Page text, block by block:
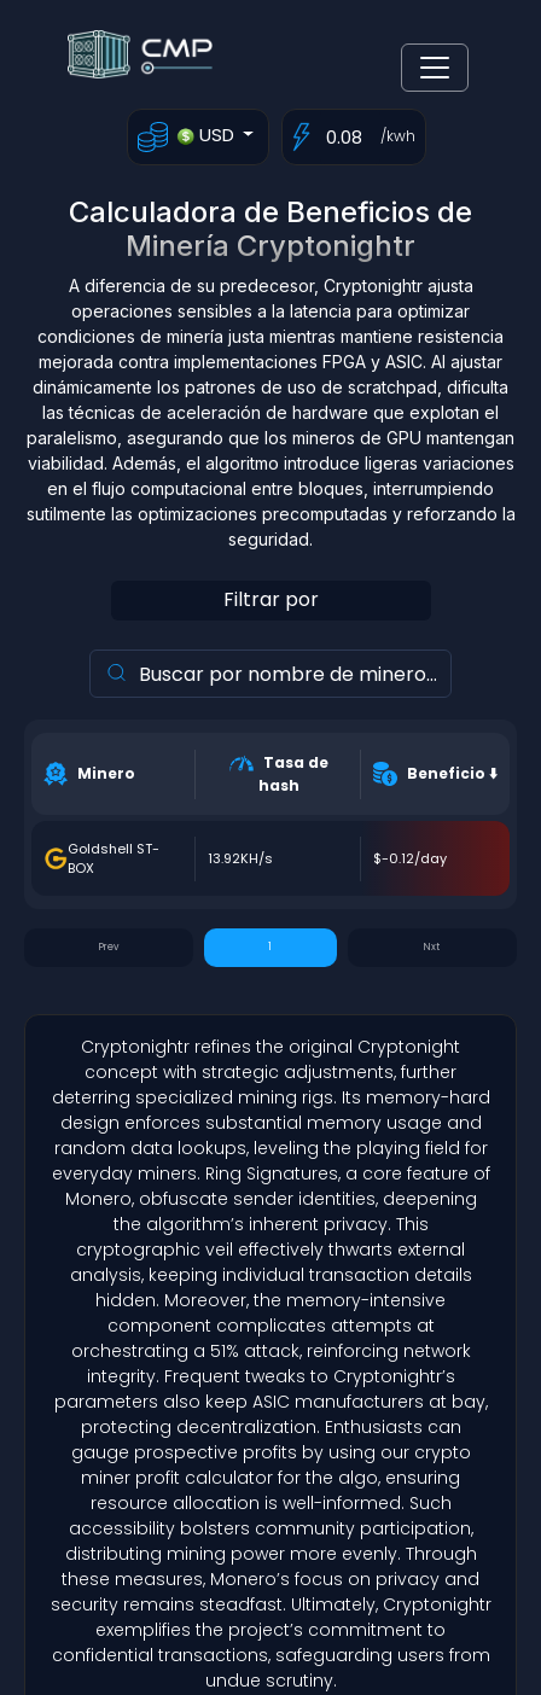
USD /kwh
Calculadora de Beneficios de
Minería Cryptonightr
A diferencia de su predecesor, Cryptonightr ajusta
operaciones sensibles a la latencia para optimizar
condiciones de minería justa mientras mantiene resistencia
mejorada contra implementaciones FPGA y ASIC. Al ajustar
dinámicamente los patrones de uso de scratchpad, dificulta
las técnicas de aceleración de hardware que explotan el
paralelismo, asegurando que los mineros de GPU mantengan
viabilidad. Además, el algoritmo introduce ligeras variaciones
en el flujo computacional entre bloques, interrumpiendo
sutilmente las optimizaciones precomputadas y reforzando la
seguridad.
Filtrar por
Minero
Tasa de
hash
Beneficio ⬇️
Goldshell ST-
BOX
13.92KH/s $-0.12/day
1
Cryptonightr refines the original Cryptonight
concept with strategic adjustments, further
deterring specialized mining rigs. Its memory-hard
design enforces substantial memory usage and
random data lookups, leveling the playing field for
everyday miners. Ring Signatures, a core feature of
Monero, obfuscate sender identities, deepening
the algorithm’s inherent privacy. This
cryptographic veil effectively thwarts external
analysis, keeping individual transaction details
hidden. Moreover, the memory-intensive
component complicates attempts at
orchestrating a 51% attack, reinforcing network
integrity. Frequent tweaks to Cryptonightr’s
parameters also keep ASIC manufacturers at bay,
protecting decentralization. Enthusiasts can
gauge prospective profits by using our crypto
miner profit calculator for the algo, ensuring
resource allocation is well-informed. Such
accessibility bolsters community participation,
distributing mining power more evenly. Through
these measures, Monero’s focus on privacy and
security remains steadfast. Ultimately, Cryptonightr
exemplifies the project’s commitment to
confidential transactions, safeguarding users from
undue scrutiny.